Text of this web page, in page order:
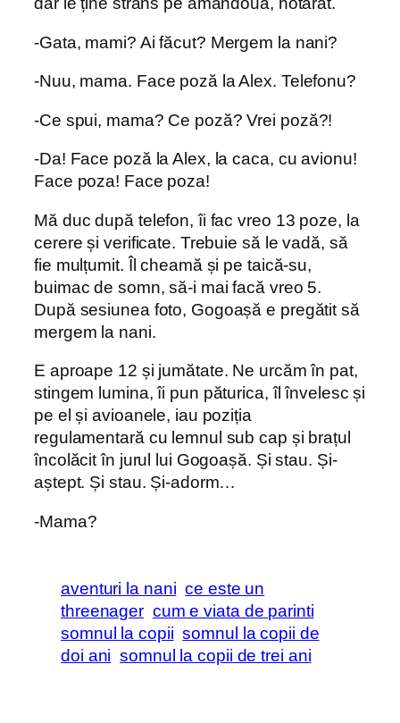
-Gata, mami? Ai făcut? Mergem la nani?
-Nuu, mama. Face poză la Alex. Telefonu?
-Ce spui, mama? Ce poză? Vrei poză?!
-Da! Face poză la Alex, la caca, cu avionu!
Face poza! Face poza!
Mă duc după telefon, îi fac vreo 13 poze, la
cerere și verificate. Trebuie să le vadă, să
fie mulțumit. Îl cheamă și pe taică-su,
buimac de somn, să-i mai facă vreo 5.
După sesiunea foto, Gogoașă e pregătit să
mergem la nani.
E aproape 12 și jumătate. Ne urcăm în pat,
stingem lumina, îi pun păturica, îl învelesc și
pe el și avioanele, iau poziția
regulamentară cu lemnul sub cap și brațul
încolăcit în jurul lui Gogoașă. Și stau. Și-
aștept. Și stau. Și-adorm…
-Mama?
aventuri la nani ce este un
threenager cum e viata de parinti
somnul la copii somnul la copii de
doi ani somnul la copii de trei ani